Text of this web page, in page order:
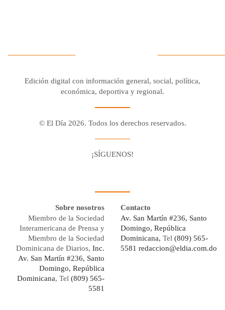
Edición digital con información general, social, política,
económica, deportiva y regional.
© El Día 2026. Todos los derechos reservados.
¡SÍGUENOS!
Sobre nosotros
Miembro de la Sociedad
Interamericana de Prensa y
Miembro de la Sociedad
Dominicana de Diarios, Inc.
Av. San Martín #236, Santo
Domingo, República
Dominicana, Tel (809) 565-
5581
Contacto
Av. San Martín #236, Santo
Domingo, República
Dominicana, Tel (809) 565-
5581 redaccion@eldia.com.do